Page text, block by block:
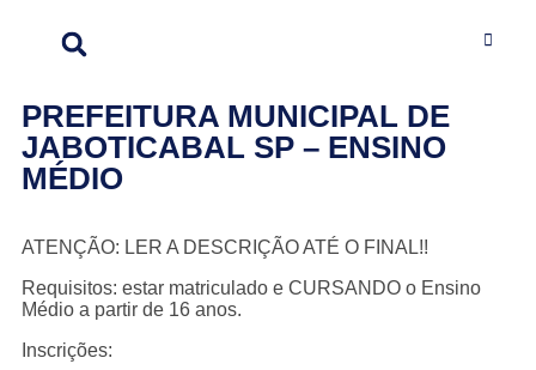
PREFEITURA MUNICIPAL DE
JABOTICABAL SP – ENSINO
MÉDIO
ATENÇÃO: LER A DESCRIÇÃO ATÉ O FINAL!!
Requisitos: estar matriculado e CURSANDO o Ensino
Médio a partir de 16 anos.
Inscrições: